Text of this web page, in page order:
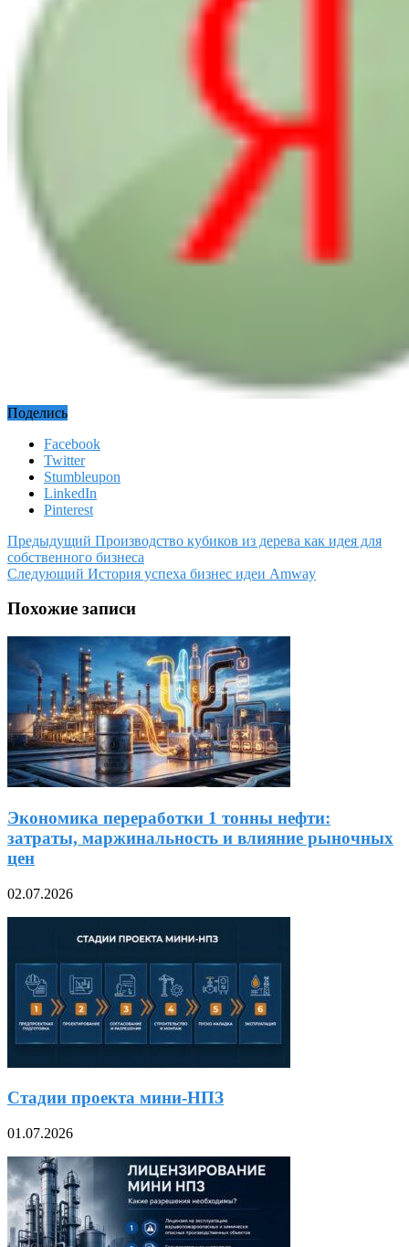
Поделись
Facebook
Twitter
Stumbleupon
LinkedIn
Pinterest
Предыдущий Производство кубиков из дерева как идея для
собственного бизнеса
Следующий История успеха бизнес идеи Amway
Похожие записи
Экономика переработки 1 тонны нефти:
затраты, маржинальность и влияние рыночных
цен
02.07.2026
Стадии проекта мини-НПЗ
01.07.2026